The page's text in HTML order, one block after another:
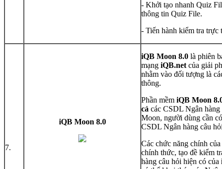
- Khởi tạo nhanh Quiz
thông tin Quiz File.
- Tiến hành kiểm tra trực
7.
iQB Moon 8.0
iQB Moon 8.0 là phiên
mạng iQB.net của giải
nhằm vào đối tượng là
thông.
Phần mềm iQB Moon
cả các CSDL Ngân
Moon, người dùng cần
CSDL Ngân hàng câu
Các chức năng chính của
chính thức, tạo đề kiểm
hàng câu hỏi hiện có của